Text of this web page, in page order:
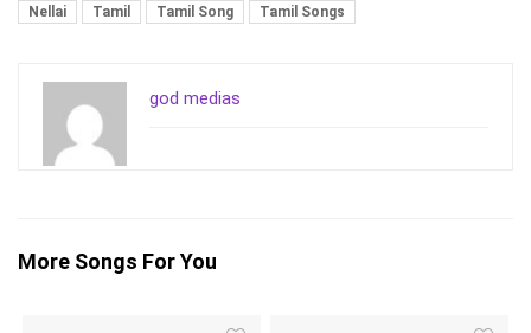
Nellai
Tamil Tamil Song Tamil Songs
god medias
More Songs For You